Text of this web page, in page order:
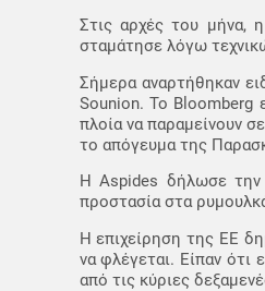
Στις αρχές του μήνα,
σταμάτησε λόγω
Σήμερα αναρτήθηκαν
Sounion. Το Bloomberg
πλοία να παραμείνουν
το απόγευμα της
Η Aspides δήλωσε την
προστασία στα
Η επιχείρηση της ΕΕ
να φλέγεται. Είπαν ότι
από τις κύριες